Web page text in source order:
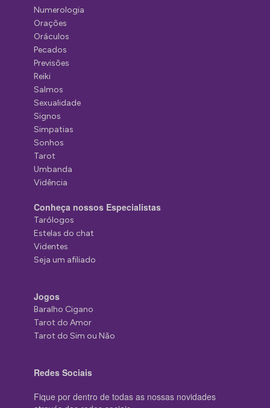
Numerologia
Orações
Oráculos
Pecados
Previsões
Reiki
Salmos
Sexualidade
Signos
Simpatias
Sonhos
Tarot
Umbanda
Vidência
Conheça nossos Especialistas
Tarólogos
Estelas do chat
Videntes
Seja um afiliado
Jogos
Baralho Cigano
Tarot do Amor
Tarot do Sim ou Não
Redes Sociais
Fique por dentro de todas as nossas novidades